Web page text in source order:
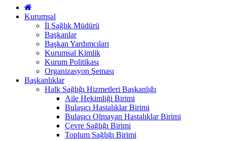
Kurumsal
İl Sağlık Müdürü
Başkanlar
Başkan Yardımcıları
Kurumsal Kimlik
Kurum Politikası
Organizasyon Şeması
Başkanlıklar
Halk Sağlığı Hizmetleri Başkanlığı
Aile Hekimliği Birimi
Bulaşıcı Hastalıklar Birimi
Bulaşıcı Olmayan Hastalıklar Birimi
Çevre Sağlığı Birimi
Toplum Sağlığı Birimi